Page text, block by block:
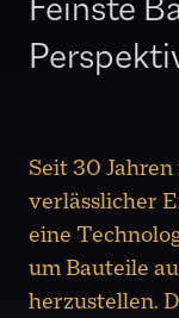
Seit 30
verlässlicher
eine
um Bauteile
herzustellen.